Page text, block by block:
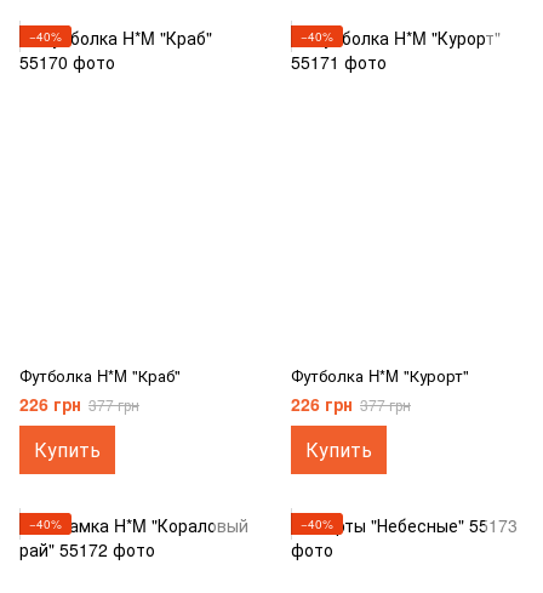
−40%
Футболка H*M "Краб"
226 грн 377 грн
Купить
−40%
Футболка H*M "Курорт"
226 грн 377 грн
Купить
−40% −40%